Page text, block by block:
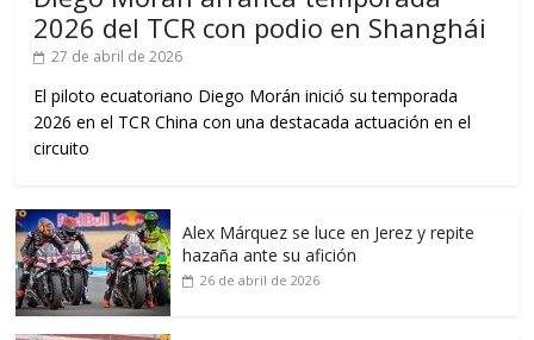
2026 del TCR con podio en Shanghái
27 de abril de 2026
El piloto ecuatoriano Diego Morán inició su temporada
2026 en el TCR China con una destacada actuación en el
circuito
Alex Márquez se luce en Jerez y repite
hazaña ante su afición
26 de abril de 2026